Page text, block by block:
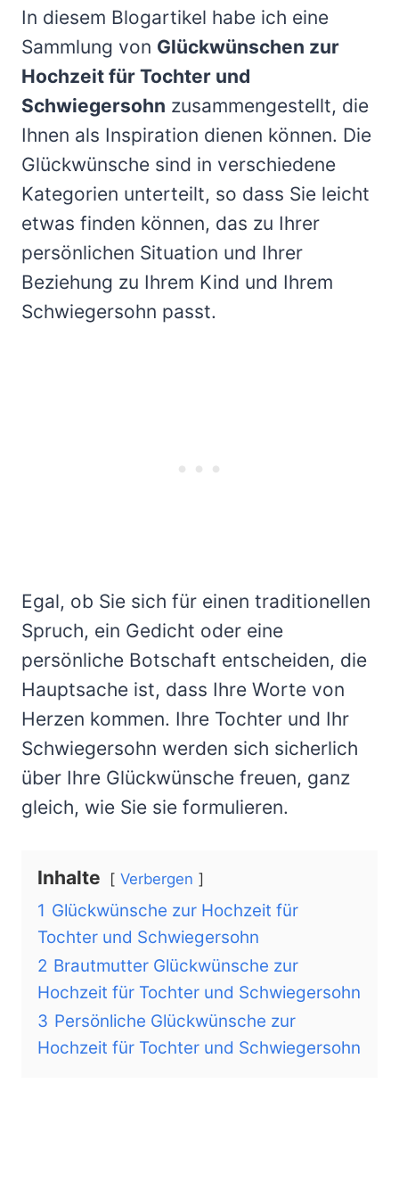
In diesem Blogartikel habe ich eine
Sammlung von Glückwünschen zur
Hochzeit für Tochter und
Schwiegersohn zusammengestellt, die
Ihnen als Inspiration dienen können. Die
Glückwünsche sind in verschiedene
Kategorien unterteilt, so dass Sie leicht
etwas finden können, das zu Ihrer
persönlichen Situation und Ihrer
Beziehung zu Ihrem Kind und Ihrem
Schwiegersohn passt.
Egal, ob Sie sich für einen traditionellen
Spruch, ein Gedicht oder eine
persönliche Botschaft entscheiden, die
Hauptsache ist, dass Ihre Worte von
Herzen kommen. Ihre Tochter und Ihr
Schwiegersohn werden sich sicherlich
über Ihre Glückwünsche freuen, ganz
gleich, wie Sie sie formulieren.
Inhalte Verbergen
1 Glückwünsche zur Hochzeit für
Tochter und Schwiegersohn
2 Brautmutter Glückwünsche zur
Hochzeit für Tochter und Schwiegersohn
3 Persönliche Glückwünsche zur
Hochzeit für Tochter und Schwiegersohn